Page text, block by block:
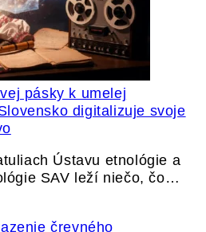
pásky k umelej
digitalizuje svoje
Ústavu etnológie a
SAV leží niečo, čo…